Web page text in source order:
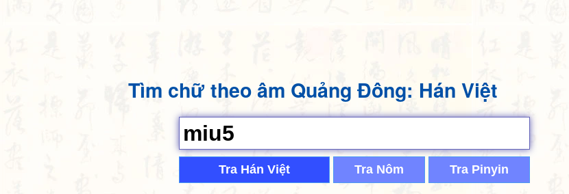
Tìm chữ theo âm Quảng Đông: Hán Việt
Tra Hán Việt Tra Nôm Tra Pinyin